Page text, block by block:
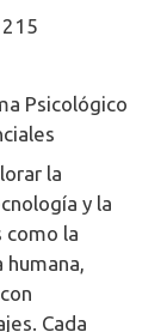
Psicológico
la
y la
como la
humana,
Cada